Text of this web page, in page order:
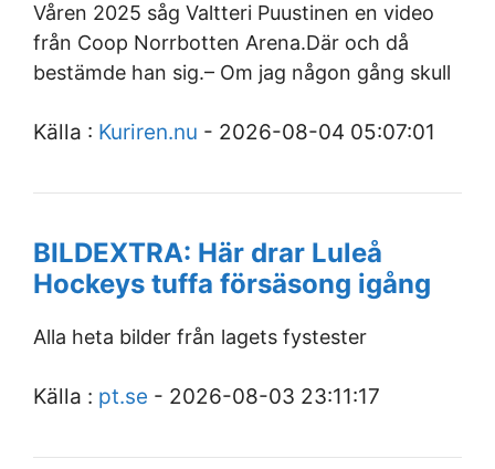
Våren 2025 såg Valtteri Puustinen en video
från Coop Norrbotten Arena.Där och då
bestämde han sig.– Om jag någon gång skull
Källa : Kuriren.nu - 2026-08-04 05:07:01
BILDEXTRA: Här drar Luleå
Hockeys tuffa försäsong igång
Alla heta bilder från lagets fystester
Källa : pt.se - 2026-08-03 23:11:17